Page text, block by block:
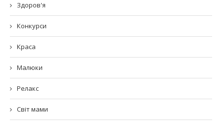
Здоров'я
Конкурси
Краса
Малюки
Релакс
Світ мами